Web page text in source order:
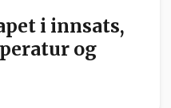
i innsats,
og